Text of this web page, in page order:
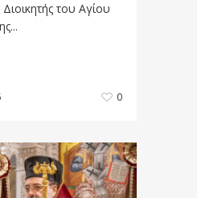
Διοικητής του Αγίου
0